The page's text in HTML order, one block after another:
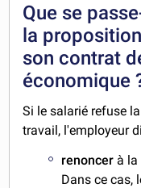
Que se
la
son contrat
économique
Si le salarié refuse
travail, l'employeur
renoncer à
Dans ce cas,